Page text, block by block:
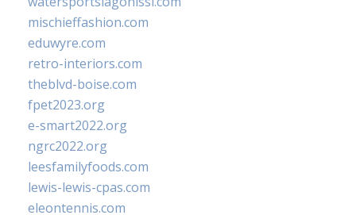
mischieffashion.com
eduwyre.com
retro-interiors.com
theblvd-boise.com
fpet2023.org
e-smart2022.org
ngrc2022.org
leesfamilyfoods.com
lewis-lewis-cpas.com
eleontennis.com